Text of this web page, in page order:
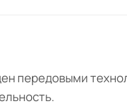
передовыми